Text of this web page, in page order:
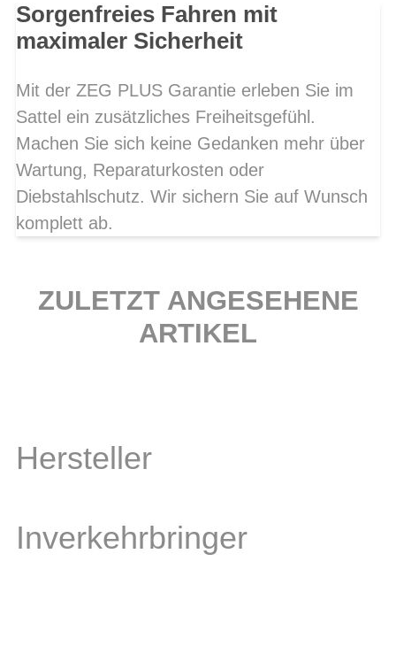
Sorgenfreies Fahren mit
maximaler Sicherheit
Mit der ZEG PLUS Garantie erleben Sie im
Sattel ein zusätzliches Freiheitsgefühl.
Machen Sie sich keine Gedanken mehr über
Wartung, Reparaturkosten oder
Diebstahlschutz. Wir sichern Sie auf Wunsch
komplett ab.
ZULETZT ANGESEHENE
ARTIKEL
Hersteller
Inverkehrbringer